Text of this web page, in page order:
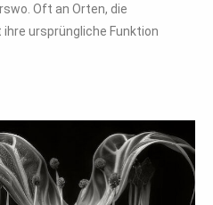
Oft an Orten, die
ursprüngliche Funktion